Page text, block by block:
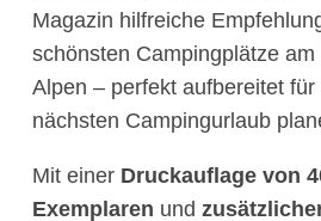
Magazin hilfreiche
schönsten Campingplätze
Alpen – perfekt aufbereitet
nächsten Campingurlaub
Mit einer Druckauflage von
Exemplaren und